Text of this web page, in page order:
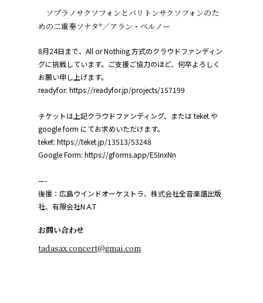
ソプラノサクソフォンとバリトンサクソフォンのた
めの二重奏ソナタ*／アラン・べルノー
8月24日まで、All or Nothing 方式のクラウドファンディン
グに挑戦しています。ご支援ご協力のほど、何卒よろしく
お願い申し上げます。
readyfor: https://readyfor.jp/projects/157199
チケットは上記クラウドファンディング、または teket や
google form にてお求めいただけます。
teket: https://teket.jp/13513/53248
Google Form: https://gforms.app/E5InxNn
—-
後援：広島ウインドオーケストラ、株式会社全音楽譜出版
社、有限会社N.A.T
お問い合わせ
tadasax.concert@gmai.com